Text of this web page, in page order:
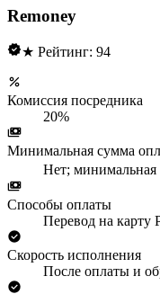
Remoney
★ Рейтинг: 94
Комиссия посредника
20%
Минимальная сумма
Нет;
Способы оплаты
Перевод на
Скорость исполнения
После оплаты и